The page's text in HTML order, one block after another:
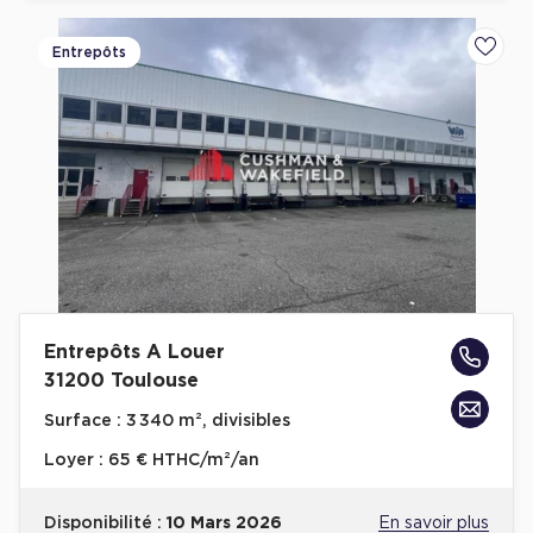
Plateaux opérés
Plateaux opérés à Lyon
Plateaux opérés à Neuilly-sur-Seine
Plateaux opérés à Saint-Ouen
Plateaux opérés à Boulogne-Billancourt
Collections Flex / Coworking
Livrets blancs & Études
Entrepôts
Entrepôts A Louer
31200 Toulouse
Surface : 3 340 m², divisibles
Loyer : 65 € HTHC/m²/an
Disponibilité : 10 Mars 2026 En savoir plus